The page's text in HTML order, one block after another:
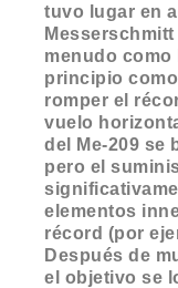
tuvo lugar en
menudo como
principio
romper el
vuelo
del Me-209 se
pero el
elementos
récord (por
Después de
el objetivo se